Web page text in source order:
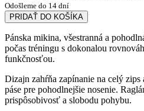
Odošleme do 14 dní
PRIDAŤ DO KOŠÍKA
Pánska mikina, všestranná a
počas tréningu s dokonalou
funkčnosťou.
Dizajn zahŕňa zapínanie na celý zips
páse pre pohodlnejšie nosenie.
prispôsobivosť a slobodu pohybu.